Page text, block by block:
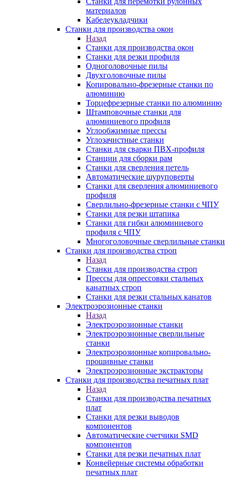
материалов
Кабелеукладчики
Станки для производства окон
Назад
Станки для производства окон
Станки для резки профиля
Одноголовочные пилы
Двухголовочные пилы
Копировально-фрезерные станки по
алюминию
Торцефрезерные станки по алюминию
Штамповочные станки для
алюминиевого профиля
Углообжимные прессы
Углозачистные станки
Станки для сварки ПВХ-профиля
Станции для сборки рам
Станки для сверления петель
Автоматические шуруповерты
Станки для сверления алюминиевого
профиля
Сверлильно-фрезерные станки с ЧПУ
Станки для резки штапика
Станки для гибки алюминиевого
профиля с ЧПУ
Многоголовочные сверлильные станки
Станки для производства строп
Назад
Станки для производства строп
Прессы для опрессовки стальных
канатных строп
Станки для резки стальных канатов
Электроэрозионные станки
Назад
Электроэрозионные станки
Электроэрозионные сверлильные
станки
Электроэрозионные копировально-
прошивные станки
Электроэрозионные экстракторы
Станки для производства печатных плат
Назад
Станки для производства печатных
плат
Станки для резки выводов
компонентов
Автоматические счетчики SMD
компонентов
Станки для резки печатных плат
Конвейерные системы обработки
печатных плат